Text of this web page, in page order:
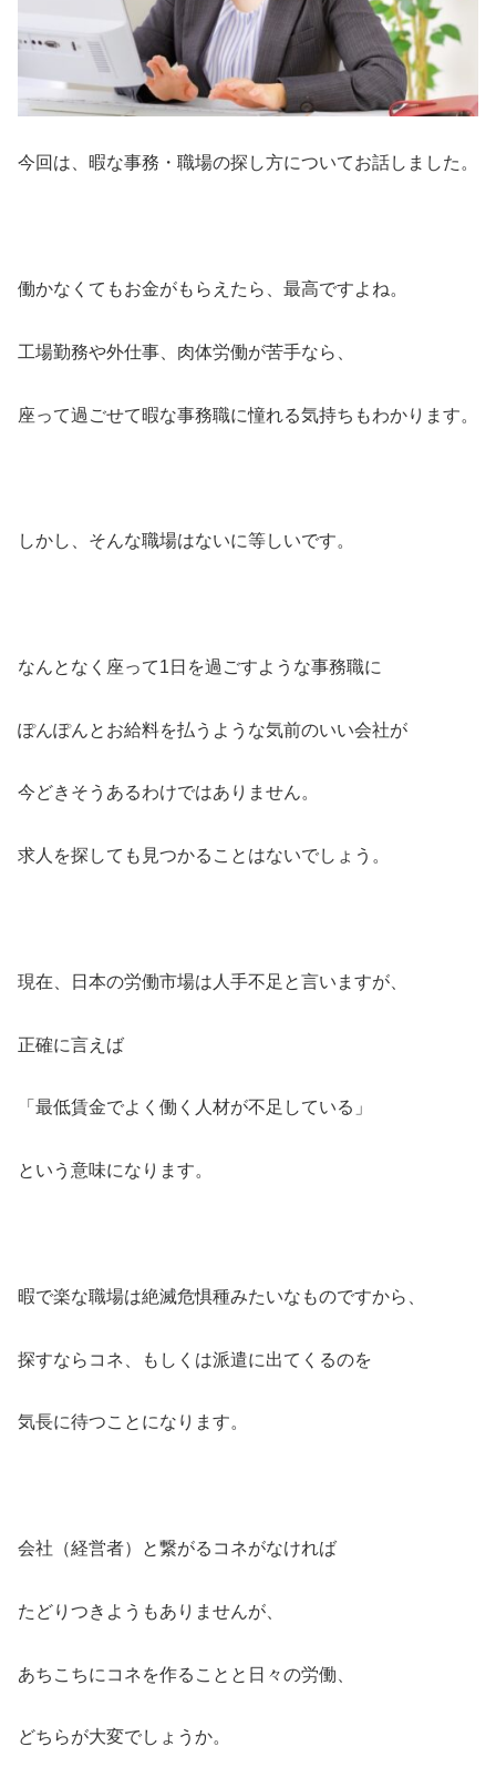
今回は、暇な事務・職場の探し方についてお話しました。
働かなくてもお金がもらえたら、最高ですよね。
工場勤務や外仕事、肉体労働が苦手なら、
座って過ごせて暇な事務職に憧れる気持ちもわかります。
しかし、そんな職場はないに等しいです。
なんとなく座って1日を過ごすような事務職に
ぽんぽんとお給料を払うような気前のいい会社が
今どきそうあるわけではありません。
求人を探しても見つかることはないでしょう。
現在、日本の労働市場は人手不足と言いますが、
正確に言えば
「最低賃金でよく働く人材が不足している」
という意味になります。
暇で楽な職場は絶滅危惧種みたいなものですから、
探すならコネ、もしくは派遣に出てくるのを
気長に待つことになります。
会社（経営者）と繋がるコネがなければ
たどりつきようもありませんが、
あちこちにコネを作ることと日々の労働、
どちらが大変でしょうか。